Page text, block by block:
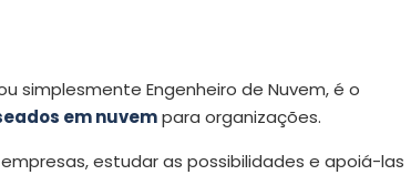
simplesmente Engenheiro de Nuvem, é o
em nuvempara organizações.
estudar as possibilidades e apoiá-las